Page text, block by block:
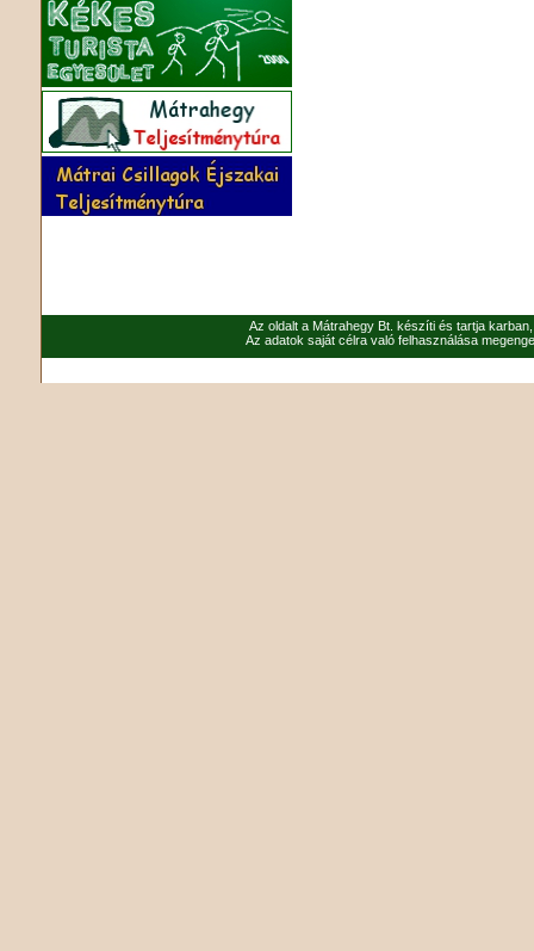
Az oldalt a Mátrahegy Bt. készíti és tartja
Az adatok saját célra való felhasználása